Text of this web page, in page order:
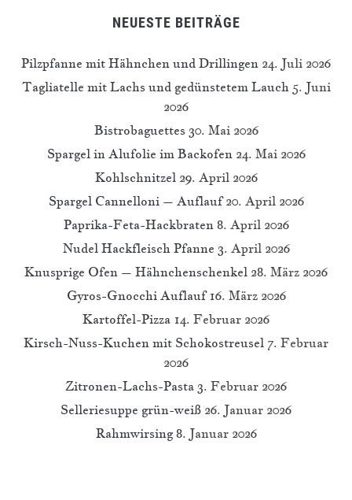
NEUESTE BEITRÄGE
Pilzpfanne mit Hähnchen und Drillingen 24. Juli 2026
Tagliatelle mit Lachs und gedünstetem Lauch 5. Juni
2026
Bistrobaguettes 30. Mai 2026
Spargel in Alufolie im Backofen 24. Mai 2026
Kohlschnitzel 29. April 2026
Spargel Cannelloni – Auflauf 20. April 2026
Paprika-Feta-Hackbraten 8. April 2026
Nudel Hackfleisch Pfanne 3. April 2026
Knusprige Ofen – Hähnchenschenkel 28. März 2026
Gyros-Gnocchi Auflauf 16. März 2026
Kartoffel-Pizza 14. Februar 2026
Kirsch-Nuss-Kuchen mit Schokostreusel 7. Februar
2026
Zitronen-Lachs-Pasta 3. Februar 2026
Selleriesuppe grün-weiß 26. Januar 2026
Rahmwirsing 8. Januar 2026